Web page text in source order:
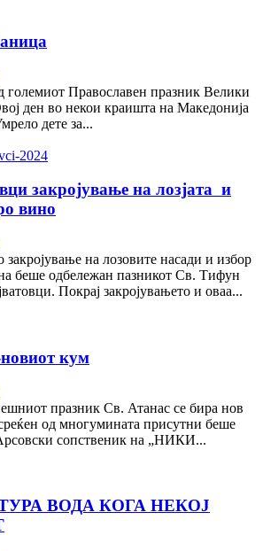
големиот Православен празник Велики
ден во некои краишта на Македонија
дете за...
закројување на лозјата и
вино
на лозовите насади и избор
беше одбележан пазникот Св. Тифун
Покрај закројувањето и оваа...
кум
празник Св. Атанас се бира нов
од многумината присутни беше
сопственик на „НИКИ...
ВОДА КОГА НЕКОЈ